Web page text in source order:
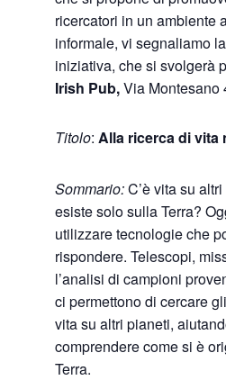
ricercatori in un ambiente
informale, vi segnaliamo
iniziativa, che si svolgerà
Irish Pub,Via Montesano
Titolo: Alla ricerca di vita
Sommario:C’è vita su
esiste solo sulla Terra?
utilizzare tecnologie che
rispondere. Telescopi,
l’analisi di campioni
ci permettono di cercare
vita su altri pianeti,
comprendere come si è
Terra.